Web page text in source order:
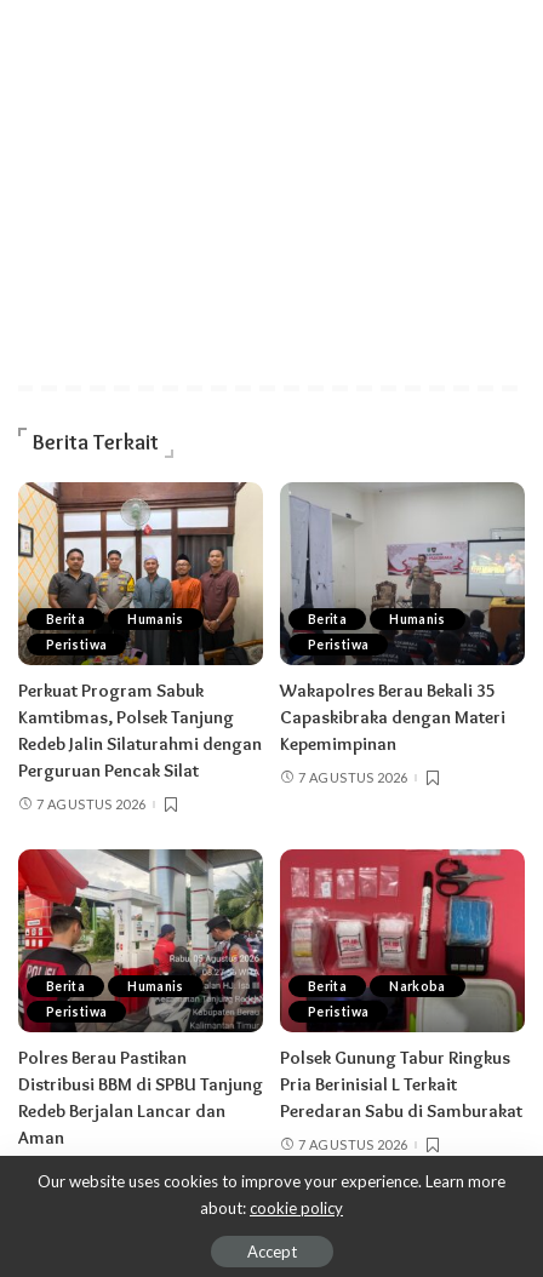
Berita Terkait
Berita
Humanis
Peristiwa
Perkuat Program Sabuk
Kamtibmas, Polsek Tanjung
Redeb Jalin Silaturahmi dengan
Perguruan Pencak Silat
7 AGUSTUS 2026
Berita
Humanis
Peristiwa
Wakapolres Berau Bekali 35
Capaskibraka dengan Materi
Kepemimpinan
7 AGUSTUS 2026
Berita
Humanis
Peristiwa
Polres Berau Pastikan
Distribusi BBM di SPBU Tanjung
Redeb Berjalan Lancar dan
Aman
Berita
Narkoba
Peristiwa
Polsek Gunung Tabur Ringkus
Pria Berinisial L Terkait
Peredaran Sabu di Samburakat
7 AGUSTUS 2026
© 2021-Polres Berau
Our website uses cookies to improve your experience. Learn more
about:cookie policy
Accept